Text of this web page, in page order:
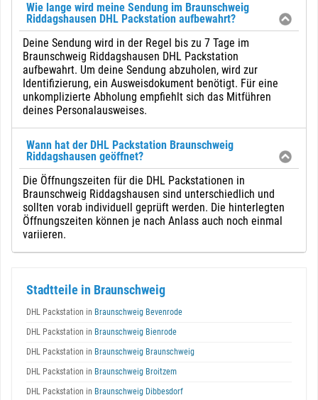
Wie lange wird meine Sendung im Braunschweig
Riddagshausen DHL Packstation aufbewahrt?
Deine Sendung wird in der Regel bis zu 7 Tage im
Braunschweig Riddagshausen DHL Packstation
aufbewahrt. Um deine Sendung abzuholen, wird zur
Identifizierung, ein Ausweisdokument benötigt. Für eine
unkomplizierte Abholung empfiehlt sich das Mitführen
deines Personalausweises.
Wann hat der DHL Packstation Braunschweig
Riddagshausen geöffnet?
Die Öffnungszeiten für die DHL Packstationen in
Braunschweig Riddagshausen sind unterschiedlich und
sollten vorab individuell geprüft werden. Die hinterlegten
Öffnungszeiten können je nach Anlass auch noch einmal
variieren.
Stadtteile in Braunschweig
DHL Packstation in Braunschweig Bevenrode
DHL Packstation in Braunschweig Bienrode
DHL Packstation in Braunschweig Braunschweig
DHL Packstation in Braunschweig Broitzem
DHL Packstation in Braunschweig Dibbesdorf